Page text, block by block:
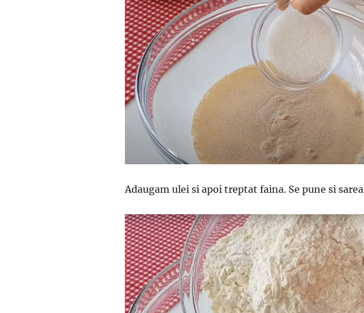
Adaugam ulei si apoi treptat faina. Se pune si